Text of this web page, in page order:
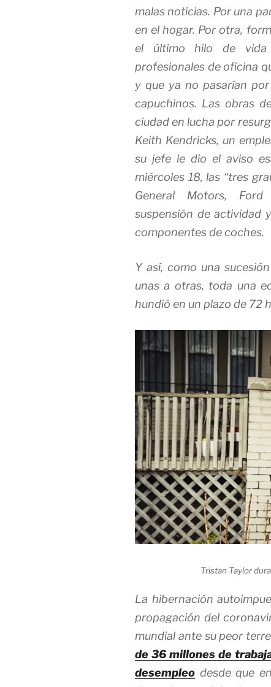
malas noticias. Por una
en el hogar. Por otra,
el último hilo de vida
profesionales de oficina
y que ya no pasarían
capuchinos. Las obras
ciudad en lucha por
Keith Kendricks, un
su jefe le dio el aviso
miércoles 18, las “tres
General Motors,
suspensión de actividad
componentes de coches.
Y así, como una
unas a otras, toda una
hundió en un plazo de 72
Tristan Taylor
La hibernación
propagación del
mundial ante su peor
de 36 millones de
desempleo desde que